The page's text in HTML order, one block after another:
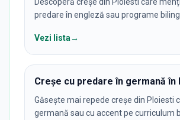
predare în engleză sau programe
Vezi lista→
Creșe cu predare în germană în
Găsește mai repede creșe din Ploiesti
germană sau cu accent pe curriculum